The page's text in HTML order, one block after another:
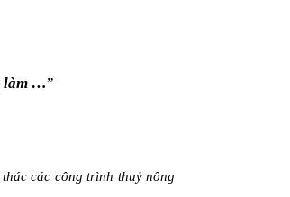
làm …”
các công trình thuỷ nông